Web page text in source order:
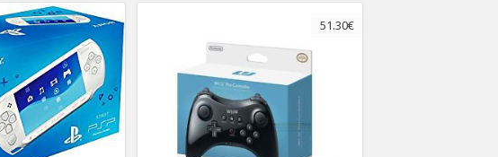
51.30€